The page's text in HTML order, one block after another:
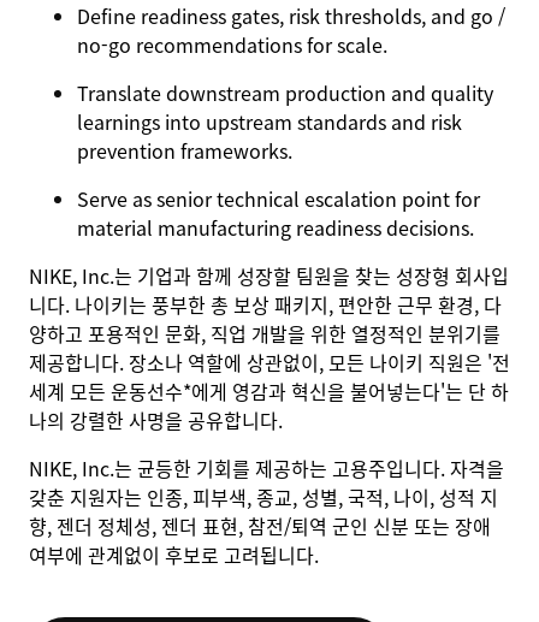
Define readiness gates, risk thresholds, and go /
no‑go recommendations for scale.
Translate downstream production and quality
learnings into upstream standards and risk
prevention frameworks.
Serve as senior technical escalation point for
material manufacturing readiness decisions.
NIKE, Inc.는 기업과 함께 성장할 팀원을 찾는 성장형 회사입
니다. 나이키는 풍부한 총 보상 패키지, 편안한 근무 환경, 다
양하고 포용적인 문화, 직업 개발을 위한 열정적인 분위기를
제공합니다. 장소나 역할에 상관없이, 모든 나이키 직원은 '전
세계 모든 운동선수*에게 영감과 혁신을 불어넣는다'는 단 하
나의 강렬한 사명을 공유합니다.
NIKE, Inc.는 균등한 기회를 제공하는 고용주입니다. 자격을
갖춘 지원자는 인종, 피부색, 종교, 성별, 국적, 나이, 성적 지
향, 젠더 정체성, 젠더 표현, 참전/퇴역 군인 신분 또는 장애
여부에 관계없이 후보로 고려됩니다.